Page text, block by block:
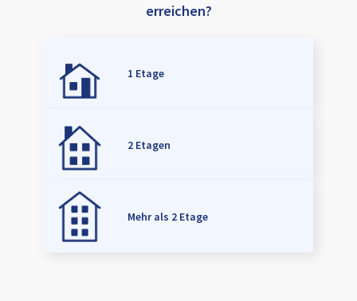
erreichen?
1 Etage
2 Etagen
Mehr als 2 Etage